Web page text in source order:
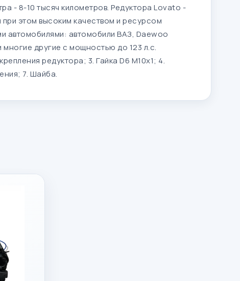
- 8-10 тысяч километров. Редуктора Lovato -
этом высоким качеством и ресурсом
автомобилями: автомобили ВАЗ, Daewoo
другие с мощностью до 123 л.с.
редуктора; 3. Гайка D6 M10x1; 4.
7. Шайба.